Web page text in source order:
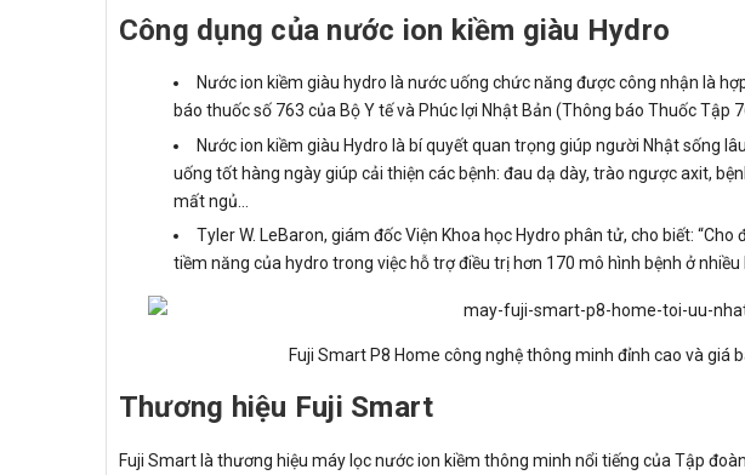
Công dụng của nước ion kiềm giàu Hydro
Nước ion kiềm giàu hydro là nước uống chức năng được công nhận là
báo thuốc số 763 của Bộ Y tế và Phúc lợi Nhật Bản (Thông báo Thuốc Tập
Nước ion kiềm giàu Hydro là bí quyết quan trọng giúp người Nhật sống
uống tốt hàng ngày giúp cải thiện các bệnh: đau dạ dày, trào ngược axit,
mất ngủ...
Tyler W. LeBaron, giám đốc Viện Khoa học Hydro phân tử, cho biết:
tiềm năng của hydro trong việc hỗ trợ điều trị hơn 170 mô hình bệnh ở
Fuji Smart P8 Home công nghệ thông minh đỉnh cao và giá
Thương hiệu Fuji Smart
Fuji Smart là thương hiệu máy lọc nước ion kiềm thông minh nổi tiếng của Tập